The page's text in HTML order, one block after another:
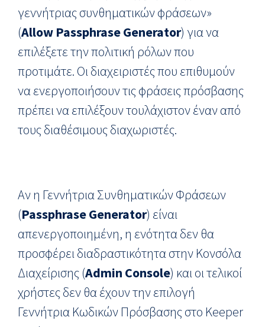
γεννήτριας συνθηματικών φράσεων»
(Allow PassphraseGenerator) για να
επιλέξετε την πολιτική ρόλων που
προτιμάτε. Οι διαχειριστές που επιθυμούν
να ενεργοποιήσουν τις φράσεις πρόσβασης
πρέπει να επιλέξουν τουλάχιστον έναν από
τους διαθέσιμους διαχωριστές.
Αν η Γεννήτρια Συνθηματικών Φράσεων
(PassphraseGenerator) είναι
απενεργοποιημένη, η ενότητα δεν θα
προσφέρει διαδραστικότητα στην Κονσόλα
Διαχείρισης (Admin Console) και οι τελικοί
χρήστες δεν θα έχουν την επιλογή
Γεννήτρια Kωδικών Πρόσβασης στο Keeper